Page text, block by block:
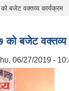
बजेट वक्तव्य कार्यक्रम
बजेट वक्तव्य
06/27/2019 -